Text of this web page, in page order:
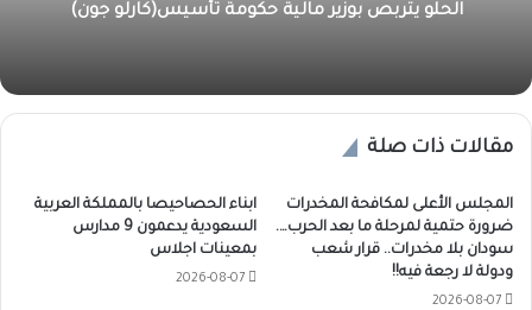
الحلو يتربص بوزير مالية حكومة تأسيس(كارلو جون)
مقالات ذات صلة
المجلس الأعلى لمكافحة المخدرات
ضرورة حتمية لمرحلة ما بعد الحرب….
سودان بلا مخدرات.. قرار شعب
ودولة لا رجعة فيه!!
2026-08-07
ابناء الحصاحيصا بالمملكة العربية
السعودية يدعمون 9 مدارس
بمعينات اجلاس
2026-08-07